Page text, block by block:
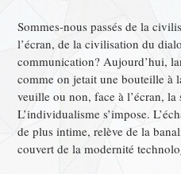
Sommes-nous passés de la
l’écran, de la civilisation du
communication? Aujourd’hui,
comme on jetait une bouteille à
veuille ou non, face à l’écran,
L’individualisme s’impose.
de plus intime, relève de la
couvert de la modernité